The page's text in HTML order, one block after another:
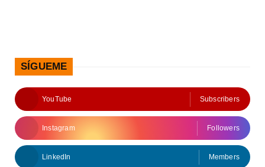
SÍGUEME
YouTube Subscribers
Instagram Followers
LinkedIn Members